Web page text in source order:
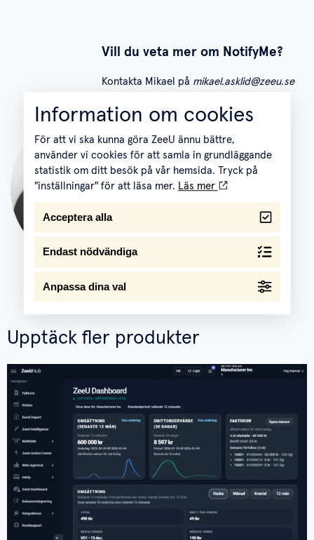
Vill du veta mer om NotifyMe?
Kontakta Mikael på mikael.asklid@zeeu.se
Upptäck fler produkter
Information om cookies
För att vi ska kunna göra ZeeU ännu bättre,
använder vi cookies för att samla in grundläggande
statistik om ditt besök på vår hemsida. Tryck på
"inställningar" för att läsa mer. Läs mer
Acceptera alla
Endast nödvändiga
Anpassa dina val